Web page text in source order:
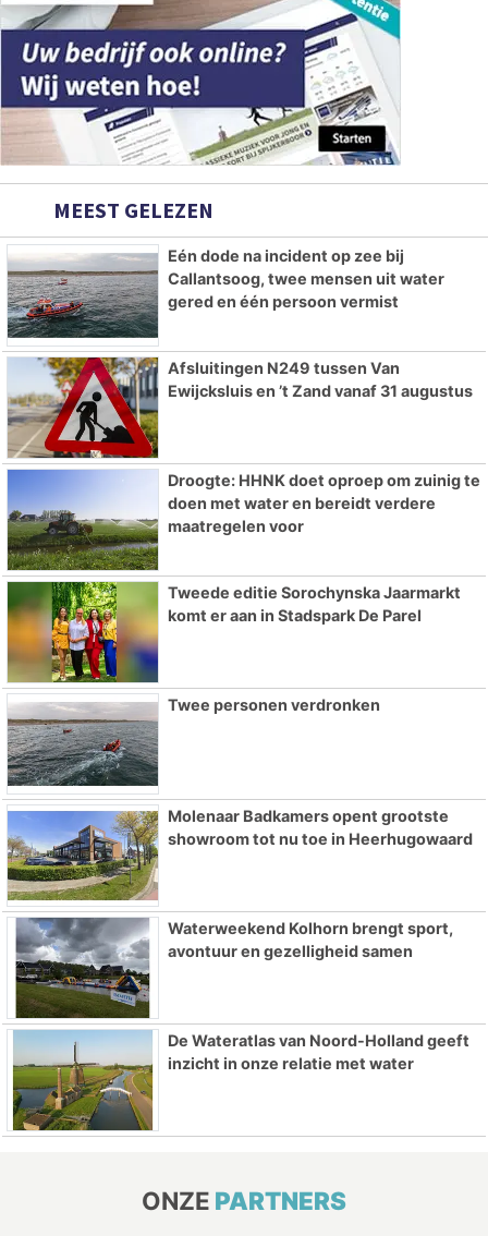
MEEST GELEZEN
Eén dode na incident op zee bij
Callantsoog, twee mensen uit water
gered en één persoon vermist
Afsluitingen N249 tussen Van
Ewijcksluis en ’t Zand vanaf 31 augustus
Droogte: HHNK doet oproep om zuinig te
doen met water en bereidt verdere
maatregelen voor
Tweede editie Sorochynska Jaarmarkt
komt er aan in Stadspark De Parel
Twee personen verdronken
Molenaar Badkamers opent grootste
showroom tot nu toe in Heerhugowaard
Waterweekend Kolhorn brengt sport,
avontuur en gezelligheid samen
De Wateratlas van Noord-Holland geeft
inzicht in onze relatie met water
ONZE PARTNERS